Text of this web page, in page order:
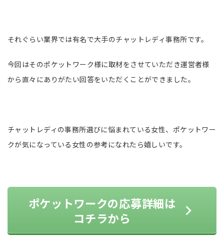
それぐらい業界では有名で大手のチャットレディ事務所です。
今回はそのポケットワーク様に取材をさせていただき運営者様
から直々にありがたい回答をいただくことができました。
チャットレディの事務所選びに悩まれている女性、ポケットワー
クが気になっている女性の参考になれたら嬉しいです。
ポケットワークの応募詳細は
コチラから